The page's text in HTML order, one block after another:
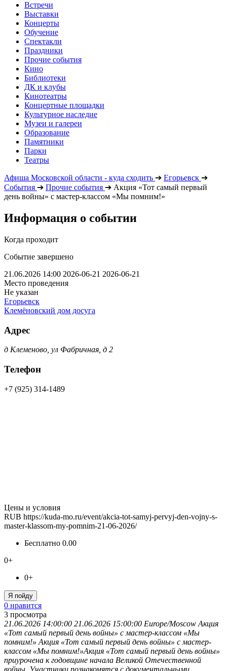
Встречи
Выставки
Концерты
Обучение
Спектакли
Праздники
Прочие события
Кино
Библиотеки
ДК и клубы
Кинотеатры
Концертные площадки
Культурное наследие
Музеи и галереи
Образование
Памятники
Парки
Театры
Афиша Московской области - куда сходить ➔ Егорьевск ➔
События ➔ Прочие события ➔ Акция «Тот самый первый
день войны» с мастер-классом «Мы помним!»
Информация о событии
Когда проходит
Событие завершено
21.06.2026 14:00 2026-06-21 2026-06-21
Место проведения
Не указан
Егорьевск
Клемёновский дом досуга
Адрес
д Клеменово, ул Фабричная, д 2
Телефон
+7 (925) 314-1489
Цены и условия
RUB https://kuda-mo.ru/event/akcia-tot-samyj-pervyj-den-vojny-s-
master-klassom-my-pomnim-21-06-2026/
Бесплатно 0.00
0+
0+
Я пойду
0 нравится
3 просмотра
21.06.2026 14:00:00 21.06.2026 15:00:00 Europe/Moscow Акция
«Тот самый первый день войны» с мастер-классом «Мы
помним!» Акция «Тот самый первый день войны» с мастер-
классом «Мы помним!»Акция «Тот самый первый день войны»
приурочена к годовщине начала Великой Отечественной
войны. Участники познакомятся с документальными